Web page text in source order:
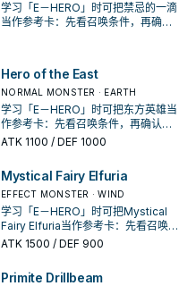
学习「E－HERO」时可把禁忌的一滴
当作参考卡：先看召唤条件，再确认
Hero of the East
NORMAL MONSTER · EARTH
学习「E－HERO」时可把东方英雄当
作参考卡：先看召唤条件，再确认它
是起手、展开还是收益卡。
ATK 1100 / DEF 1000
Mystical Fairy Elfuria
EFFECT MONSTER · WIND
学习「E－HERO」时可把Mystical
Fairy Elfuria当作参考卡：先看召唤条
件，再确认它是起手、展开还是收益
ATK 1500 / DEF 900
Primite Drillbeam